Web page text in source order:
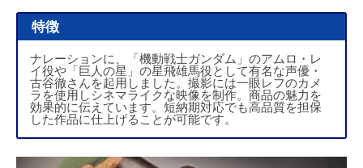
特徴
ナレーションに、「機動戦士ガンダム」のアムロ・レ
イ役や「巨人の星」の星飛雄馬役として有名な声優・
古谷徹さんを起用しました。撮影には一眼レフのカメ
ラを使用しシネマライクな映像を制作。商品の魅力を
効果的に伝えています。短納期対応でも高品質を担保
した作品に仕上げることが可能です。